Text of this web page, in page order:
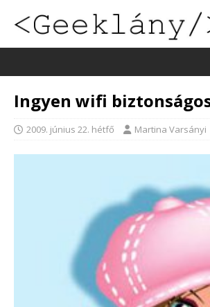
Ingyen wifi
2009. június 22. hétfő Martina Varsányi